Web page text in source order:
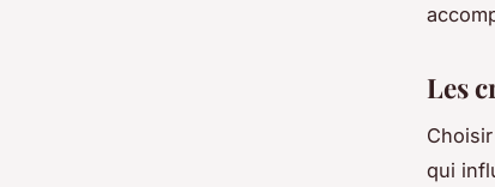
Les
qui